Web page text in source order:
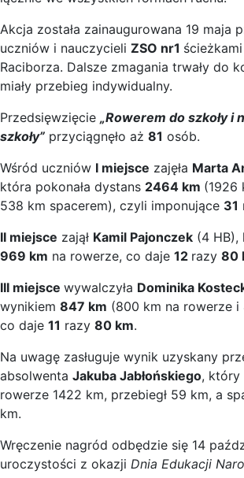
Akcja została zainaugurowana 19 maja
uczniów i nauczycieli ZSO nr1
Raciborza. Dalsze zmagania trwały do
miały przebieg indywidualny.
Przedsięwzięcie „Rowerem do szkoły i
szkoły” przyciągnęło aż 81 osób.
Wśród uczniów I miejsce zajęła Marta
która pokonała dystans 2464 km (1926
538 km spacerem), czyli imponujące 31
II miejsce zajął Kamil Pajonczek (4 HB),
969 km na rowerze, co daje 12 razy 80
III miejsce wywalczyła Dominika
wynikiem 847 km (800 km na rowerze i
co daje 11 razy 80 km.
Na uwagę zasługuje wynik uzyskany
absolwenta Jakuba Jabłońskiego, który
rowerze 1422 km, przebiegł 59 km, a
km.
Wręczenie nagród odbędzie się 14
uroczystości z okazji Dnia Edukacji